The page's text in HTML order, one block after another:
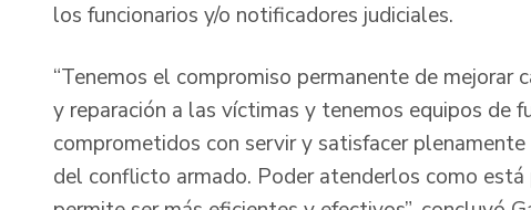
los funcionarios y/o notificadores judiciales.
“Tenemos el compromiso permanente de
y reparación a las víctimas y tenemos equipos de
comprometidos con servir y satisfacer
del conflicto armado. Poder atenderlos como